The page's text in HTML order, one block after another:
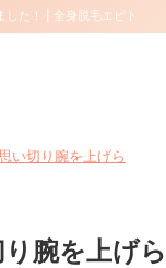
した！ | 全身脱毛エピト
い切り腕を上げら
腕を上げ